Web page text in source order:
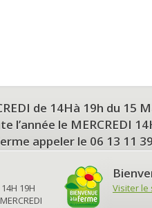
de 14Hà 19h du 15
le MERCREDI
appeler le 06 13 11
19H
Visiter le